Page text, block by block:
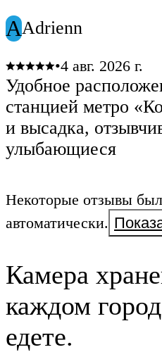
AAdrienn
•4 авг. 2026 г.
Удобное
станцией метро
и высадка,
улыбающиеся
Некоторые отзывы
автоматически.
Камера
каждом
едете.